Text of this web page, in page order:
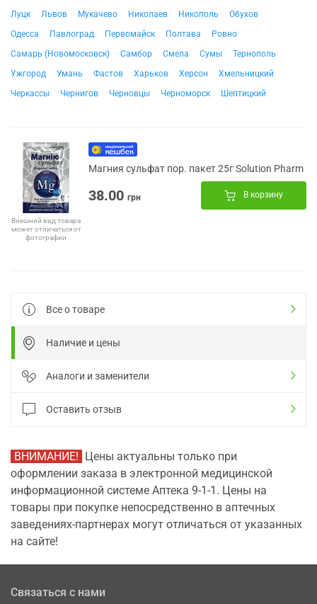
Луцк
Львов Мукачево Николаев Никополь
Обухов
Одесса
Павлоград Первомайск Полтава
Ровно
Самарь (Новомосковск)
Самбор Смела Сумы
Тернополь
Ужгород
Умань Фастов Харьков Херсон
Хмельницкий
Черкассы
Чернигов Черновцы Черноморск Шептицкий
Внешний вид товара
может отличаться от
фотографии
Магния сульфат пор. пакет 25г Solution Pharm
38.00 грн В корзину
Все о товаре
Наличие и цены
Аналоги и заменители
Оставить отзыв
ВНИМАНИЕ! Цены актуальны только при
оформлении заказа в электронной медицинской
информационной системе Аптека 9-1-1. Цены на
товары при покупке непосредственно в аптечных
заведениях-партнерах могут отличаться от указанных
на сайте!
Связаться с нами